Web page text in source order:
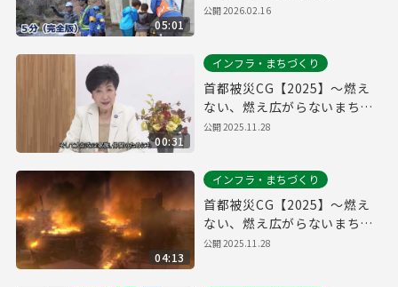
05:01
公開2026.02.16
00:31
インフラ・まちづくり
首都被災CG【2025】～燃え
ない、燃え広がらないまちへ
～
公開2025.11.28
04:13
インフラ・まちづくり
首都被災CG【2025】～燃え
ない、燃え広がらないまちへ
～
公開2025.11.28